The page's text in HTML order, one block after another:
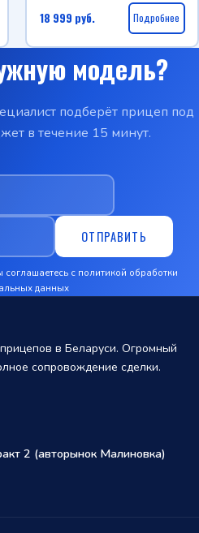
18 999 руб. Подробнее
данных
модель?
подберёт прицеп под
в течение 15 минут.
ОТПРАВИТЬ
с политикой обработки
данных
в Беларуси. Огромный
сопровождение сделки.
2 (авторынок Малиновка)